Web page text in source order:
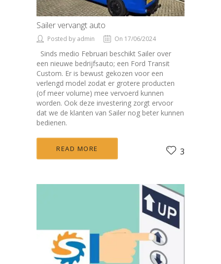
Sailer vervangt auto
Posted by admin On 17/06/2024
Sinds medio Februari beschikt Sailer over
een nieuwe bedrijfsauto; een Ford Transit
Custom. Er is bewust gekozen voor een
verlengd model zodat er grotere producten
(of meer volume) mee vervoerd kunnen
worden. Ook deze investering zorgt ervoor
dat we de klanten van Sailer nog beter kunnen
bedienen.
READ MORE 3